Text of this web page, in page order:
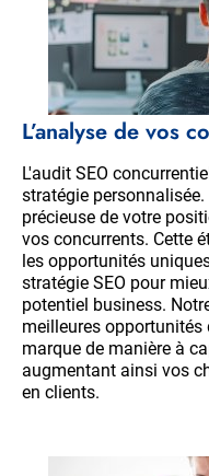
L’analyse de vos
L'audit SEO
stratégie
précieuse de votre
vos concurrents. Cette
les opportunités
stratégie SEO pour
potentiel business.
meilleures
marque de manière à
augmentant ainsi vos
en clients.